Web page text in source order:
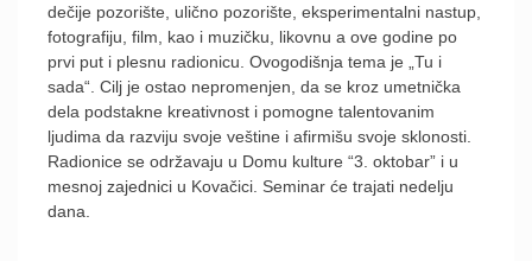
dečije pozorište, ulično pozorište, eksperimentalni nastup,
fotografiju, film, kao i muzičku, likovnu a ove godine po
prvi put i plesnu radionicu. Ovogodišnja tema je „Tu i
sada“. Cilj je ostao nepromenjen, da se kroz umetnička
dela podstakne kreativnost i pomogne talentovanim
ljudima da razviju svoje veštine i afirmišu svoje sklonosti.
Radionice se održavaju u Domu kulture “3. oktobar” i u
mesnoj zajednici u Kovačici. Seminar će trajati nedelju
dana.